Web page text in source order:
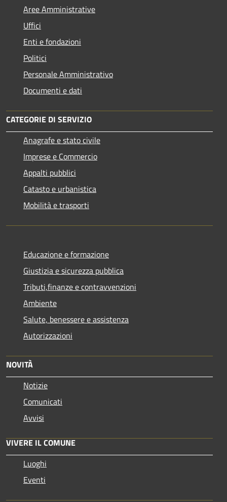
Aree Amministrative
Uffici
Enti e fondazioni
Politici
Personale Amministrativo
Documenti e dati
CATEGORIE DI SERVIZIO
Anagrafe e stato civile
Imprese e Commercio
Appalti pubblici
Catasto e urbanistica
Mobilità e trasporti
Educazione e formazione
Giustizia e sicurezza pubblica
Tributi,finanze e contravvenzioni
Ambiente
Salute, benessere e assistenza
Autorizzazioni
NOVITÀ
Notizie
Comunicati
Avvisi
VIVERE IL COMUNE
Luoghi
Eventi